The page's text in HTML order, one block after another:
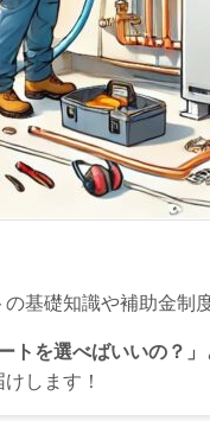
基礎知識や補助金制
トを選べばいいの？」
けします！